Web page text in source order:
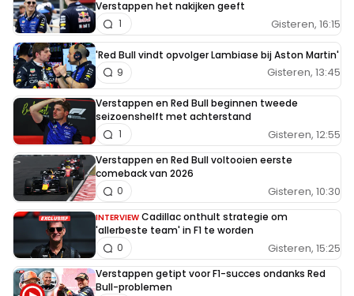
Verstappen het nakijken geeft
Gisteren, 16:15
1
'Red Bull vindt opvolger Lambiase bij Aston Martin'
Gisteren, 13:45
9
Verstappen en Red Bull beginnen tweede
seizoenshelft met achterstand
Gisteren, 12:55
1
Verstappen en Red Bull voltooien eerste
comeback van 2026
Gisteren, 10:30
0
INTERVIEW Cadillac onthult strategie om
'allerbeste team' in F1 te worden
Gisteren, 15:25
0
Verstappen getipt voor F1-succes ondanks Red
Bull-problemen